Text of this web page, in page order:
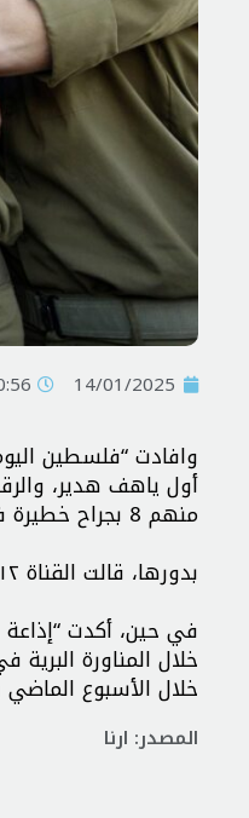
14/01/2025
وافادت “فلسطين
منهم 8 بجراح خطيرة في معارك شمال غزة”.
بدورها، قالت القناة ١٢:” إن العسكريون قتلوا في بيت حانون بسبب تفجير مبنى”.
خلال الأسبوع
المصدر: ارنا